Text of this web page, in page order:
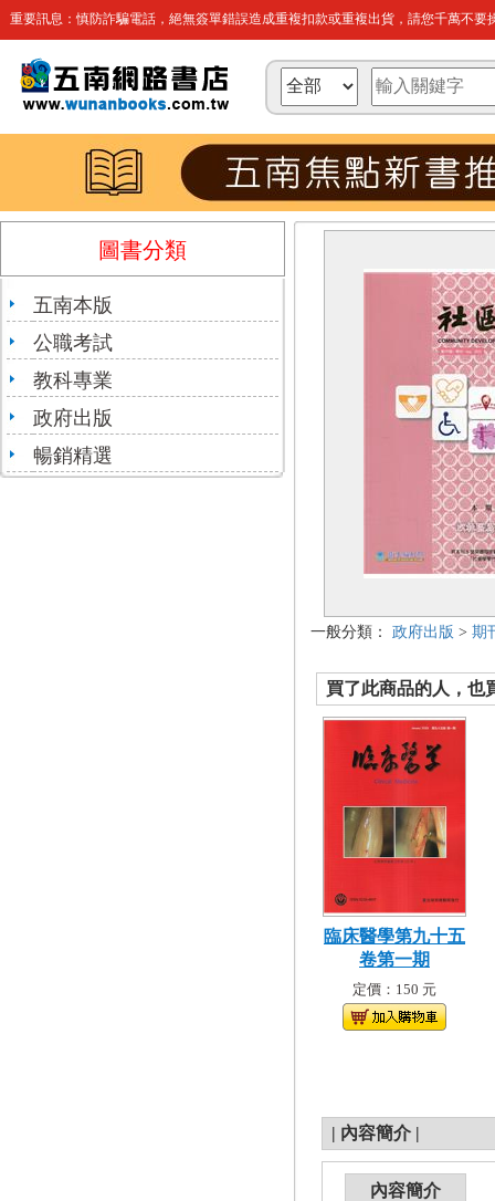
重要訊息：慎防詐騙電話，絕無簽單錯誤造成重複扣款或重複出貨，請您千萬不要
圖書分類
五南本版
公職考試
教科專業
政府出版
暢銷精選
一般分類： 政府出版 > 期
買了此商品的人，也
臨床醫學第九十五
卷第一期
定價：150 元
| 內容簡介 |
內容簡介